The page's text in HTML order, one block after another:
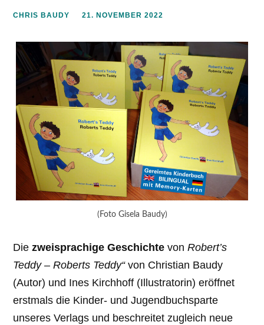
CHRIS BAUDY 21. NOVEMBER 2022
(Foto Gisela Baudy)
Diezweisprachige Geschichte von Robert’s
Teddy – Roberts Teddy“von Christian Baudy
(Autor) und Ines Kirchhoff (Illustratorin) eröffnet
erstmals die Kinder- und Jugendbuchsparte
unseres Verlags und beschreitet zugleich neue